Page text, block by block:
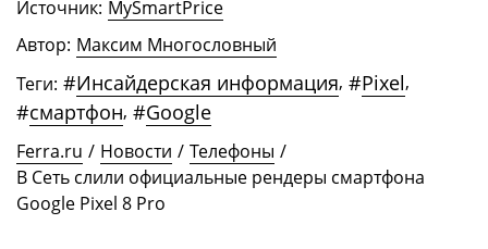
Источник: MySmartPrice
Автор: Максим Многословный
Теги: #Инсайдерская информация, #Pixel,
#смартфон, #Google
Ferra.ru / Новости / Телефоны /
В Сеть слили официальные рендеры смартфона
Google Pixel 8 Pro